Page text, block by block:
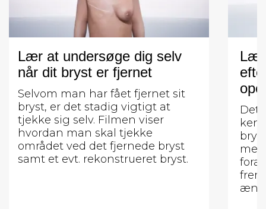
Lær at undersøge dig selv
når dit bryst er fjernet
Selvom man har fået fjernet sit
bryst, er det stadig vigtigt at
tjekke sig selv. Filmen viser
hvordan man skal tjekke
området ved det fjernede bryst
samt et evt. rekonstrueret bryst.
Lær
Det